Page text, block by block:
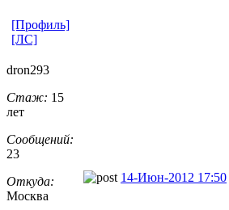
[Профиль]
[ЛС]
dron293
Стаж: 15
лет
Сообщений:
23
Откуда:
Москва
14-Июн-2012 17:50